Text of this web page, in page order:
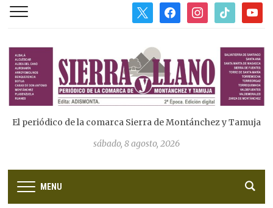
facebookinstagram
tiktok
El periódico de la comarca Sierra de Montánchez y Tamuja
sábado, 8 agosto, 2026
MENU